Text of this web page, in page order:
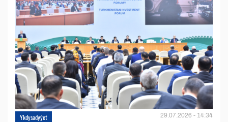
Ykdysadyýet 29.07.2026 - 14:34